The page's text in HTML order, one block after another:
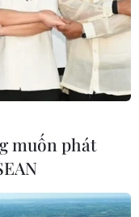
muốn phát